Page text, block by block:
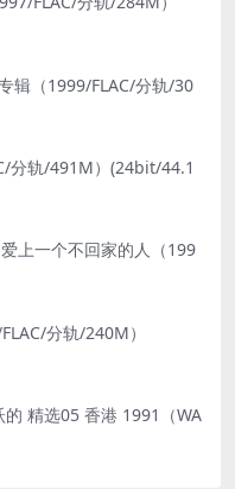
辑（1999/FLAC/分轨/30
分轨/491M）(24bit/44.1
上一个不回家的人（199
分轨/240M）
精选05 香港 1991（WA